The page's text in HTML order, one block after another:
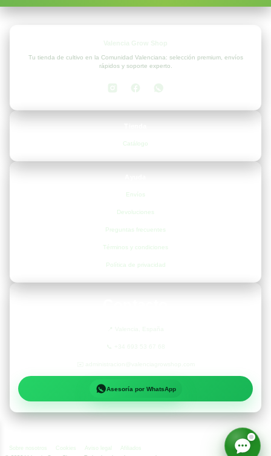
Tu tienda de cultivo en la Comunidad Valenciana: selección premium, envíos
rápidos y soporte experto.
Catálogo
Envíos
Devoluciones
Preguntas frecuentes
Términos y condiciones
Política de privacidad
Asesoría por WhatsApp
Sobre nosotros Cookies Aviso legal
Afiliados